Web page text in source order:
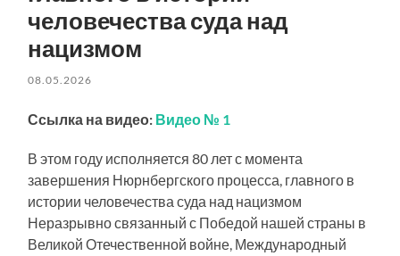
человечества суда над
нацизмом
08.05.2026
Ссылка на видео: Видео № 1
В этом году исполняется 80 лет с момента
завершения Нюрнбергского процесса, главного в
истории человечества суда над нацизмом
Неразрывно связанный с Победой нашей страны в
Великой Отечественной войне, Международный